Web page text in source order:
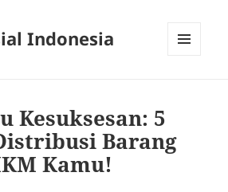
Indonesia
Kesuksesan: 5
Barang
Kamu!